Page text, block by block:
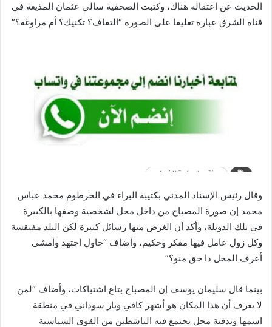
الحديث عن اعتقاله هناك، وكتبت الصحفية سالي عثمان المذيعة في
قناة الشرق عبارة تعليقا على الصورة “التفاف؟ تكنيك؟ أم مراوغة؟”
وقال رئيس الإسناد المدني بكتيبة البراء في الخرطوم محمد عباس
محمد إن صورة المصباح من داخل محل لشخصية وصفها بالكبيرة
في تلك الدويلة، وأكد أن الغرض منها رسائل كتيرة لكن البلد مفنقسة
وكل زول عامل فيها مفكر وحكيم، وأضاف “حاول اجتهد وأمشي
أعرف المحل دا حق منو؟”
بينما قال سليمان يوسف إن المصباح بتاع اشتباكات، وأضاف “لمن
لا يعرف أن هذا المكان هو أشهر كافي وبار سوداني في منطقة
اسمها وندقية محل يجتمع فيه الناشطين من القوى السياسية